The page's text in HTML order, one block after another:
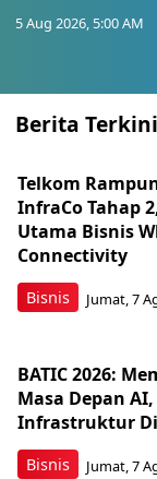
5 Aug 2026, 5:00 AM
Berita Terkini
Bisnis
Telkom
InfraCo Tahap
Utama Bisnis
Connectivity
Jumat, 7
Bisnis
BATIC 2026:
Masa Depan
Infrastruktur
Jumat, 7